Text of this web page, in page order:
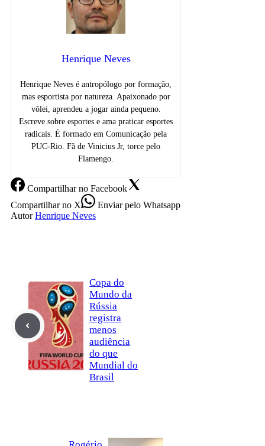
Henrique Neves
Henrique Neves é antropólogo por formação,
mas esportista por natureza. Apaixonado por
vôlei, aprendeu a jogar ainda pequeno.
Escreve sobre esportes e ama praticar esportes
radicais. É formado em Comunicação pela
PUC-Rio. Fã de Vinicius Jr, torce pelo
Flamengo.
Compartilharno Facebook
Compartilharno X Enviarpelo Whatsapp
Autor Henrique Neves
Copa do
Mundo da
Rússia
registra
menos
audiência
do que
Mundial do
Brasil